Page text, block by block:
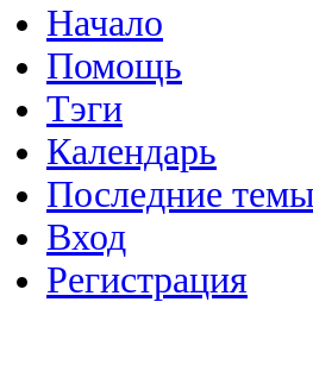
Начало
Помощь
Тэги
Календарь
Последние
Вход
Регистрация